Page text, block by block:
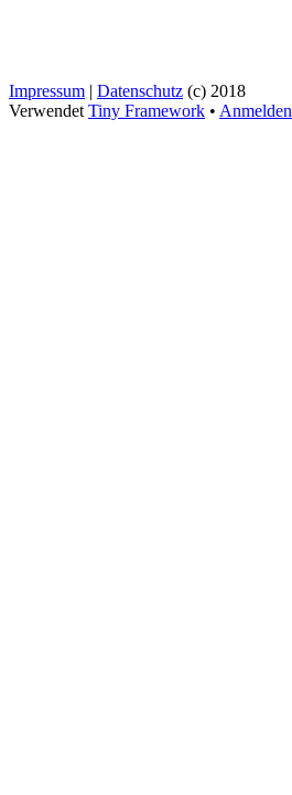
Impressum | Datenschutz (c) 2018
Verwendet Tiny Framework • Anmelden